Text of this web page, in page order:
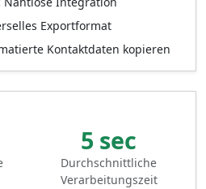
Exportformat
Kontaktdaten kopieren
5 sec
Durchschnittliche
Verarbeitungszeit